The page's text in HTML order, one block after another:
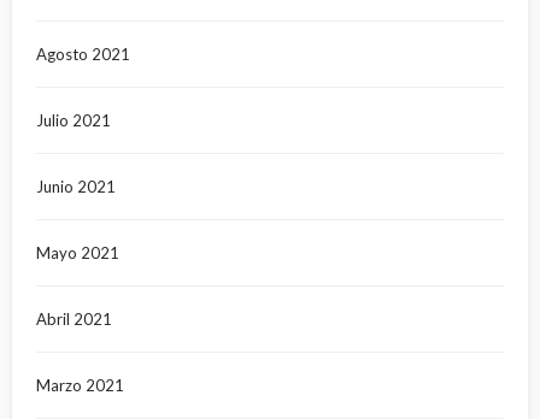
Agosto 2021
Julio 2021
Junio 2021
Mayo 2021
Abril 2021
Marzo 2021